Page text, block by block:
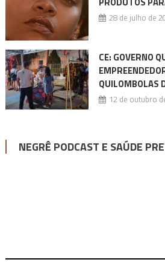
28 de julho de
CE: GOVERNO
QUILOMBOLAS
12 de outubro
NEGRÊ PODCAST E SAÚDE